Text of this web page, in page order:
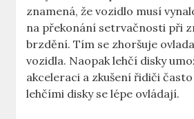
znamená, že​ vozidlo musí
na ​překonání setrvačnosti ‍při
brzdění. ⁣Tím se zhoršuje
vozidla. Naopak lehčí disky⁣
akceleraci ⁣a ‍zkušení ‌řidiči často
lehčími disky se lépe‍ ovládají.